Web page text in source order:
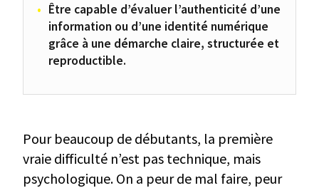
Être capable d’évaluer l’authenticité d’une
information ou d’une identité numérique
grâce à une démarche claire, structurée et
reproductible.
Pour beaucoup de débutants, la première
vraie difficulté n’est pas technique, mais
psychologique. On a peur de mal faire, peur